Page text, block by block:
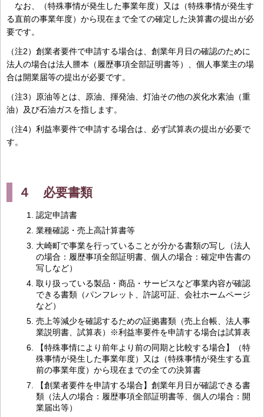
なお、（特殊事情が発生した事業年度）又は（特殊事情が発生す
る直前の事業年度）から現在まで全ての確定した決算書の提出が必
要です。
（注2）創業者要件で申請する場合は、創業年月日の確認のために
法人の場合は法人謄本（履歴事項全部証明書等）、個人事業主の場
合は開業届等の提出が必要です。
（注3）原油等とは、原油、揮発油、灯油その他の炭化水素油（重
油）及び石油ガスを指します。
（注4）利益率要件で申請する場合は、必ず試算表の提出が必要で
す。
４ 必要書類
認定申請書
業種確認・売上高計算書等
大崎町で事業を行っていることが分かる書類の写し（法人
の場合：履歴事項全部証明書、個人の場合：確定申告書の
写しなど）
取り扱っている製品・商品・サービスなど事業内容が確認
できる書類（パンフレット、許認可証、会社ホームページ
など）
売上等減少を確認するための証拠書類（売上台帳、法人事
業説明書、試算表）※利益率要件を申請する場合は試算表
【特殊事情により前年より前の同期と比較する場合】（特
殊事情が発生した事業年度）又は（特殊事情が発生する直
前の事業年度）から現在までの全ての決算書
【創業者要件を申請する場合】創業年月日が確認できる書
類（法人の場合：履歴事項全部証明書等、個人の場合：開
業届出等）